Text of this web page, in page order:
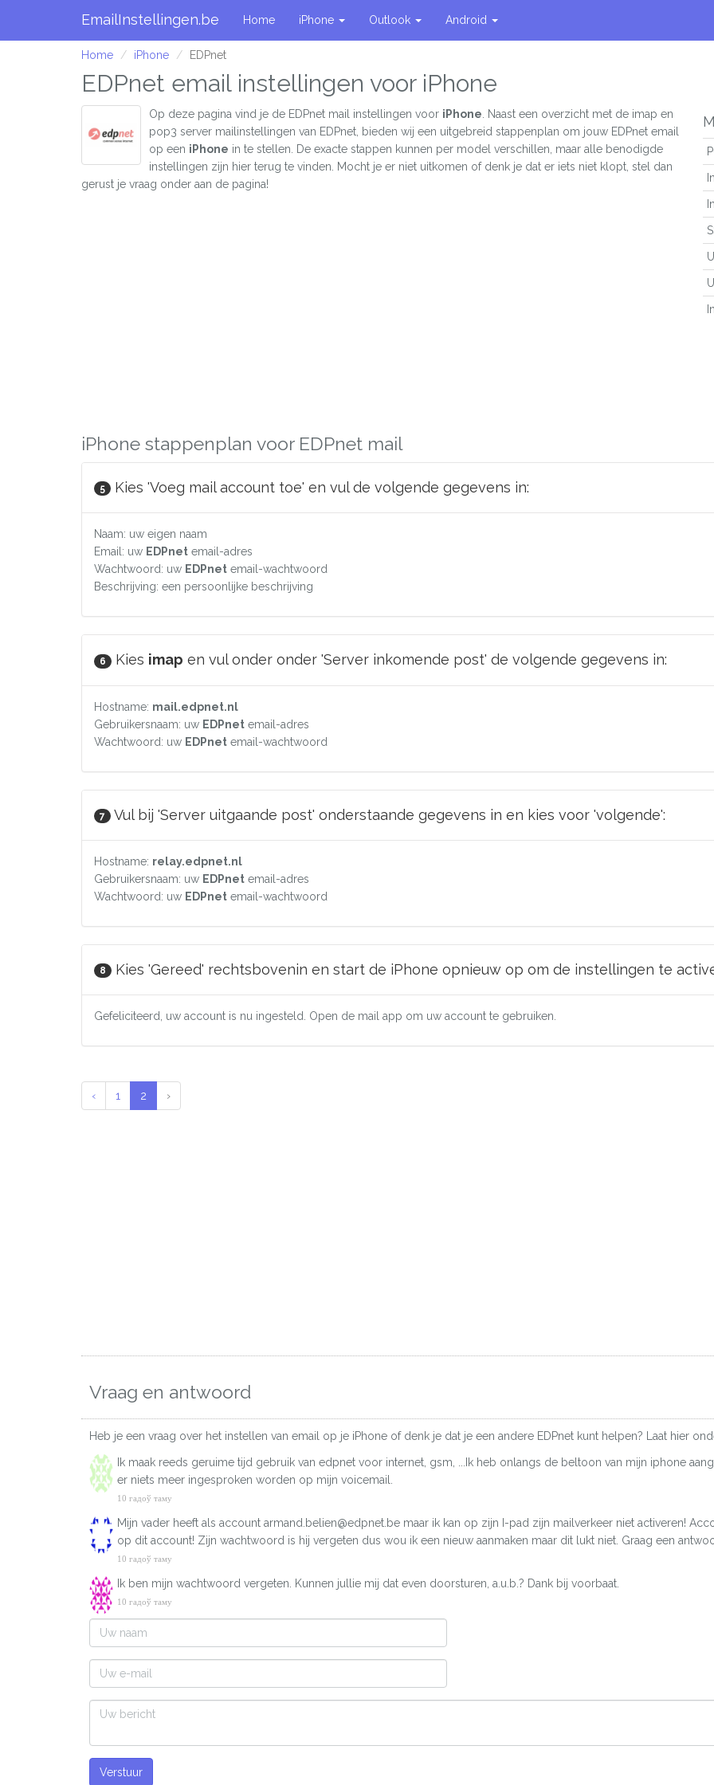
EmailInstellingen.be Home iPhone Outlook Android
Home iPhone EDPnet
EDPnet email instellingen voor iPhone
Op deze pagina vind je de EDPnet mail instellingen voor iPhone . Naast een overzicht met de imap en
pop3 server mailinstellingen van EDPnet, bieden wij een uitgebreid stappenplan om jouw EDPnet email
op een iPhone in te stellen. De exacte stappen kunnen per model verschillen, maar alle benodigde
instellingen zijn hier terug te vinden. Mocht je er niet uitkomen of denk je dat er iets niet klopt, stel dan
gerust je vraag onder aan de pagina!
iPhone stappenplan voor EDPnet mail
5 Kies 'Voeg mail account toe' en vul de volgende gegevens in:
Naam: uw eigen naam
Email: uw EDPnet email-adres
Wachtwoord: uw EDPnet email-wachtwoord
Beschrijving: een persoonlijke beschrijving
6 Kies imap en vul onder onder 'Server inkomende post' de volgende gegevens in:
Hostname: mail.edpnet.nl
Gebruikersnaam: uw EDPnet email-adres
Wachtwoord: uw EDPnet email-wachtwoord
7 Vul bij 'Server uitgaande post' onderstaande gegevens in en kies voor 'volgende':
Hostname: relay.edpnet.nl
Gebruikersnaam: uw EDPnet email-adres
Wachtwoord: uw EDPnet email-wachtwoord
8 Kies 'Gereed' rechtsbovenin en start de iPhone opnieuw op om de instellingen te
Gefeliciteerd, uw account is nu ingesteld. Open de mail app om uw account te gebruiken.
‹ 1 2 ›
Vraag en antwoord
Heb je een vraag over het instellen van email op je iPhone of denk je dat je een andere EDPnet kunt helpen? Laat hier
Ik maak reeds geruime tijd gebruik van edpnet voor internet, gsm, ...Ik heb onlangs de beltoon van mijn iphone
er niets meer ingesproken worden op mijn voicemail.
10 гадоў таму
Mijn vader heeft als account armand.belien@edpnet.be maar ik kan op zijn I-pad zijn mailverkeer niet activeren!
op dit account! Zijn wachtwoord is hij vergeten dus wou ik een nieuw aanmaken maar dit lukt niet. Graag een
10 гадоў таму
Ik ben mijn wachtwoord vergeten. Kunnen jullie mij dat even doorsturen, a.u.b.? Dank bij voorbaat.
10 гадоў таму
Verstuur